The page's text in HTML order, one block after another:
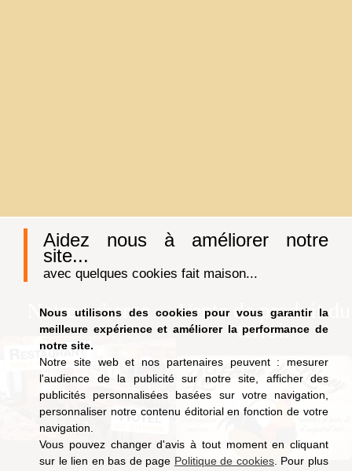
Aidez nous à améliorer notre
site...
avec quelques cookies fait maison...
Nous utilisons des cookies pour vous garantir la
meilleure expérience et améliorer la performance de
notre site.
Notre site web et nos partenaires peuvent : mesurer
l'audience de la publicité sur notre site, afficher des
publicités personnalisées basées sur votre navigation,
personnaliser notre contenu éditorial en fonction de votre
navigation.
Vous pouvez changer d'avis à tout moment en cliquant
sur le lien en bas de page Politique de cookies. Pour plus
Notre auberge
Vente de produit du
terroir